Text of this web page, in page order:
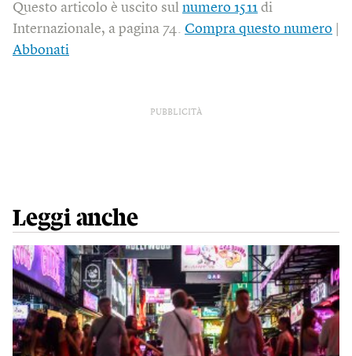
Questo articolo è uscito sul numero 1511 di
Internazionale, a pagina 74. Compra questo numero
Abbonati
PUBBLICITÀ
Leggi anche